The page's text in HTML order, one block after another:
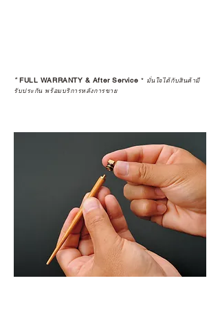
*FULL WARRANTY & After Service * มั่นใจได้กับสินค้ามี
รับประกัน พร้อมบริการหลังการขาย